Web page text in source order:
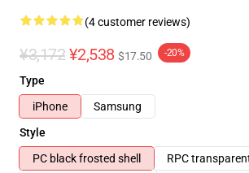
(4 customer reviews)
¥3,172 ¥2,538 $17.50 -20%
Type
iPhone
Samsung
Style
PC black frosted shell
RPC